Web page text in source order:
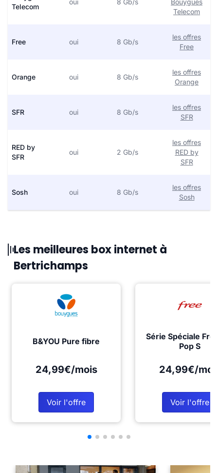
Telecom
oui 8 Gb/s
Bouygues
Telecom
Free oui 8 Gb/s
les offres
Free
Orange oui 8 Gb/s
les offres
Orange
SFR oui 8 Gb/s
les offres
SFR
RED by
SFR
oui 2 Gb/s
les offres
RED by
SFR
Sosh oui 8 Gb/s
les offres
Sosh
Les meilleures box internet à
Bertrichamps
B&YOU Pure fibre
24,99€/mois
Voir l'offre
Série Spéciale
Pop S
24,99€/
Voir l'offre